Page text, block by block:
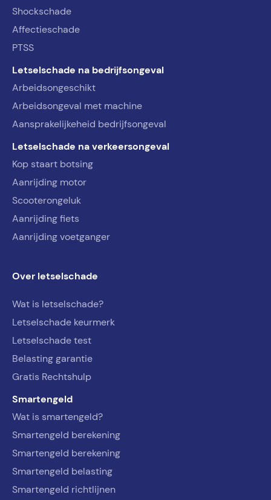
Shockschade
Affectieschade
PTSS
Letselschade na bedrijfsongeval
Arbeidsongeschikt
Arbeidsongeval met machine
Aansprakelijkeheid bedrijfsongeval
Letselschade na verkeersongeval
Kop staart botsing
Aanrijding motor
Scooterongeluk
Aanrijding fiets
Aanrijding voetganger
Over letselschade
Wat is letselschade?
Letselschade keurmerk
Letselschade test
Belasting garantie
Gratis Rechtshulp
Smartengeld
Wat is smartengeld?
Smartengeld berekening
Smartengeld berekening
Smartengeld belasting
Smartengeld richtlijnen